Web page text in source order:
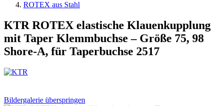
ROTEX aus Stahl
KTR ROTEX elastische Klauenkupplung
mit Taper Klemmbuchse – Größe 75, 98
Shore-A, für Taperbuchse 2517
Bildergalerie überspringen